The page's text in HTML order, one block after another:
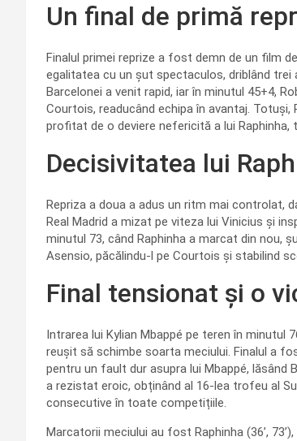
Un final de primă
Finalul primei reprize a fost demn de un film
egalitatea cu un șut spectaculos, driblând trei
Barcelonei a venit rapid, iar în minutul 45+4,
Courtois, readucând echipa în avantaj. Totuși,
profitat de o deviere nefericită a lui Raphinha,
Decisivitatea lui
Repriza a doua a adus un ritm mai controlat,
Real Madrid a mizat pe viteza lui Vinicius și
minutul 73, când Raphinha a marcat din nou,
Asensio, păcălindu-l pe Courtois și stabilind
Final tensionat și o
Intrarea lui Kylian Mbappé pe teren în minutul
reușit să schimbe soarta meciului. Finalul a
pentru un fault dur asupra lui Mbappé, lăsând
a rezistat eroic, obținând al 16-lea trofeu al
consecutive în toate competițiile.
Marcatorii meciului au fost Raphinha (36’,